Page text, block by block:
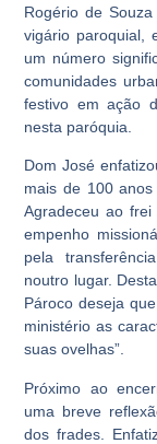
Rogério de
vigário paroquial,
um número
comunidades
festivo em ação
nesta paróquia.
Dom José
mais de 100
Agradeceu ao
empenho
pela
noutro lugar.
Pároco deseja
ministério as
suas ovelhas”.
Próximo ao
uma breve
dos frades.